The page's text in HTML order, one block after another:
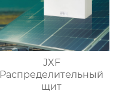
JXF
Распределительный
щит